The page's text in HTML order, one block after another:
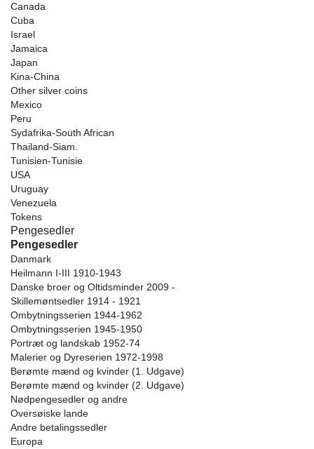
Canada
Cuba
Israel
Jamaica
Japan
Kina-China
Other silver coins
Mexico
Peru
Sydafrika-South African
Thailand-Siam.
Tunisien-Tunisie
USA
Uruguay
Venezuela
Tokens
Pengesedler
Pengesedler
Danmark
Heilmann I-III 1910-1943
Danske broer og Oltidsminder 2009 -
Skillemøntsedler 1914 - 1921
Ombytningsserien 1944-1962
Ombytningsserien 1945-1950
Portræt og landskab 1952-74
Malerier og Dyreserien 1972-1998
Berømte mænd og kvinder (1. Udgave)
Berømte mænd og kvinder (2. Udgave)
Nødpengesedler og andre
Oversøiske lande
Andre betalingssedler
Europa